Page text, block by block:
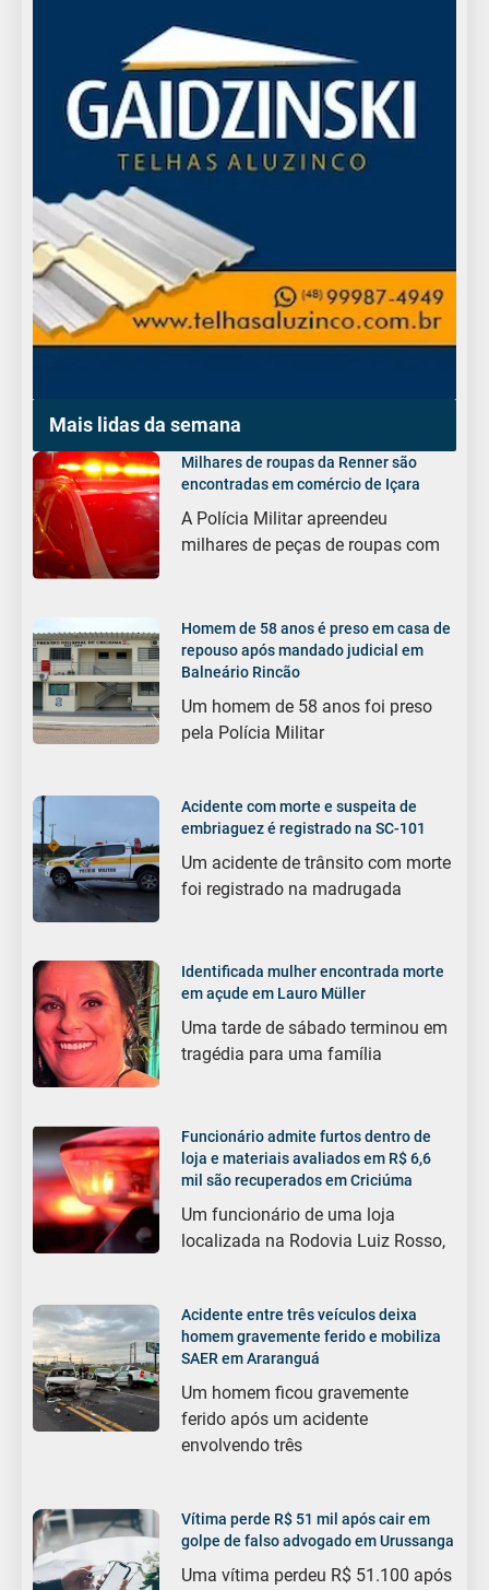
Mais lidas da semana
Milhares de roupas da Renner são
encontradas em comércio de Içara
A Polícia Militar apreendeu
milhares de peças de roupas com
Homem de 58 anos é preso em casa de
repouso após mandado judicial em
Balneário Rincão
Um homem de 58 anos foi preso
pela Polícia Militar
Acidente com morte e suspeita de
embriaguez é registrado na SC-101
Um acidente de trânsito com morte
foi registrado na madrugada
Identificada mulher encontrada morte
em açude em Lauro Müller
Uma tarde de sábado terminou em
tragédia para uma família
Funcionário admite furtos dentro de
loja e materiais avaliados em R$ 6,6
mil são recuperados em Criciúma
Um funcionário de uma loja
localizada na Rodovia Luiz Rosso,
Acidente entre três veículos deixa
homem gravemente ferido e mobiliza
SAER em Araranguá
Um homem ficou gravemente
ferido após um acidente
envolvendo três
Vítima perde R$ 51 mil após cair em
golpe de falso advogado em Urussanga
Uma vítima perdeu R$ 51.100 após